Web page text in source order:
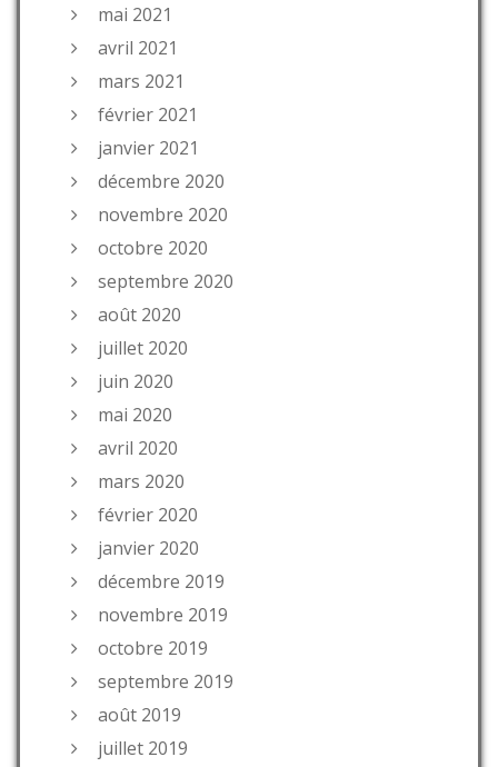
mai 2021
avril 2021
mars 2021
février 2021
janvier 2021
décembre 2020
novembre 2020
octobre 2020
septembre 2020
août 2020
juillet 2020
juin 2020
mai 2020
avril 2020
mars 2020
février 2020
janvier 2020
décembre 2019
novembre 2019
octobre 2019
septembre 2019
août 2019
juillet 2019